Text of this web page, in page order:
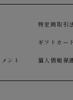
特定商取引
ギフトカー
ント 個人情報保